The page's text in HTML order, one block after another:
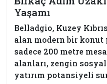
Yaşamı
Belladgio, Kuzey
alan modern bir konut
sadece 200 metre
alanları, zengin
yatırım potansiyeli